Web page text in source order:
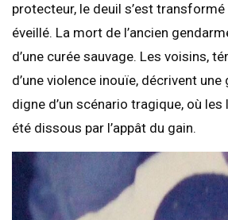
protecteur, le deuil s’est
éveillé. La mort de l’ancien
d’une curée sauvage. Les voisins,
d’une violence inouïe, décrivent une
digne d’un scénario tragique, où
été dissous par l’appât du gain.